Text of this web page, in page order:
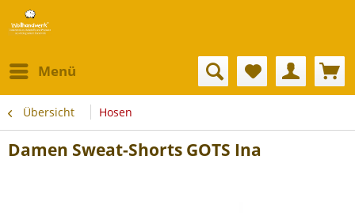
Menü
Übersicht Hosen
Damen Sweat-Shorts GOTS Ina